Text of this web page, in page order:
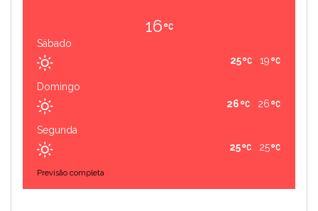
16
Sábado
19
25
Domingo
26
26
Segunda
25
25
Previsão completa